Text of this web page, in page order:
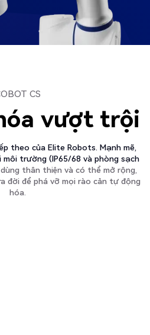
CS
vượt trội
theo của Elite Robots. Mạnh mẽ,
trường (IP65/68 và phòng sạch
thân thiện và có thể mở rộng,
đời để phá vỡ mọi rào cản tự động
hóa.